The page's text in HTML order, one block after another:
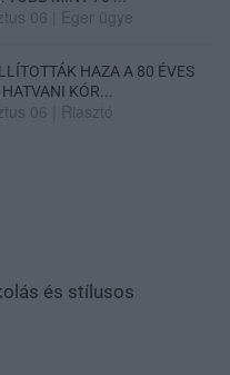
06 Eger ügye
HAZA A 80 ÉVES
KÓR...
06 Riasztó
és stílusos